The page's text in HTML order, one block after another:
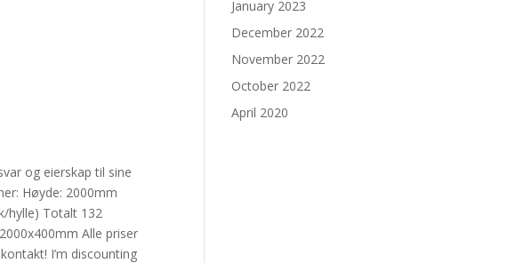
og eierskap til sine
Høyde: 2000mm
hylle) Totalt 132
Alle priser
I’m discounting
January 2023
December 2022
November 2022
October 2022
April 2020